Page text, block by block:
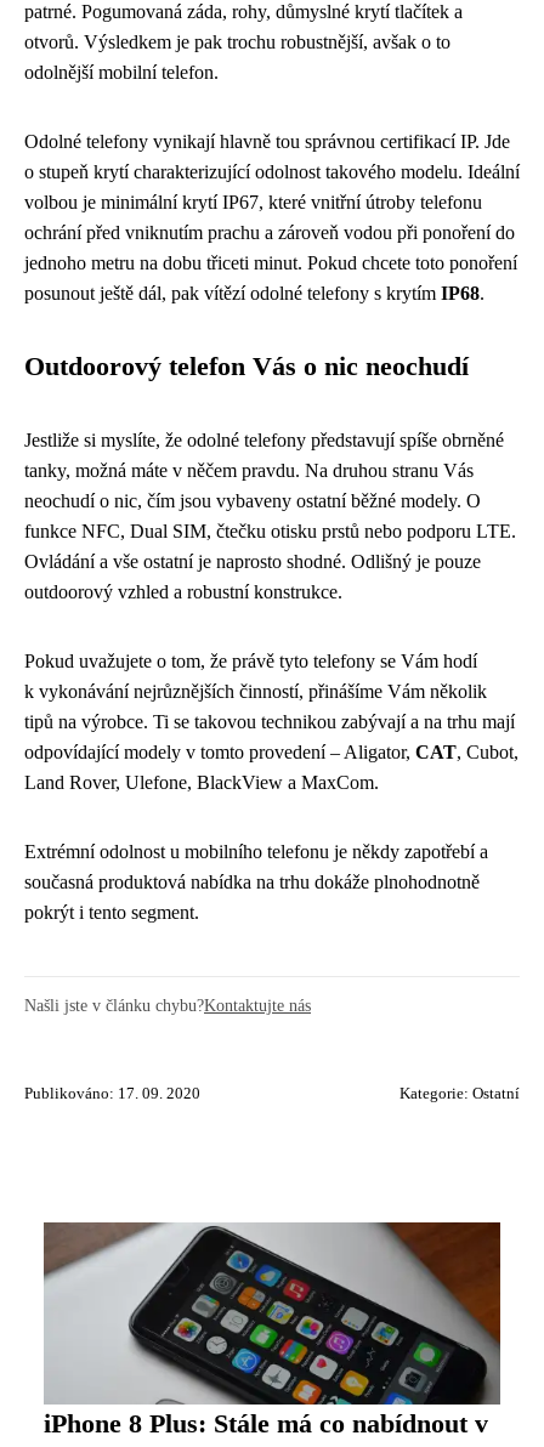
patrné. Pogumovaná záda, rohy, důmyslné krytí tlačítek a
otvorů. Výsledkem je pak trochu robustnější, avšak o to
odolnější mobilní telefon.
Odolné telefony vynikají hlavně tou správnou certifikací IP. Jde
o stupeň krytí charakterizující odolnost takového modelu. Ideální
volbou je minimální krytí IP67, které vnitřní útroby telefonu
ochrání před vniknutím prachu a zároveň vodou při ponoření do
jednoho metru na dobu třiceti minut. Pokud chcete toto ponoření
posunout ještě dál, pak vítězí odolné telefony s krytím IP68.
Outdoorový telefon Vás o nic neochudí
Jestliže si myslíte, že odolné telefony představují spíše obrněné
tanky, možná máte v něčem pravdu. Na druhou stranu Vás
neochudí o nic, čím jsou vybaveny ostatní běžné modely. O
funkce NFC, Dual SIM, čtečku otisku prstů nebo podporu LTE.
Ovládání a vše ostatní je naprosto shodné. Odlišný je pouze
outdoorový vzhled a robustní konstrukce.
Pokud uvažujete o tom, že právě tyto telefony se Vám hodí
k vykonávání nejrůznějších činností, přinášíme Vám několik
tipů na výrobce. Ti se takovou technikou zabývají a na trhu mají
odpovídající modely v tomto provedení – Aligator, CAT, Cubot,
Land Rover, Ulefone, BlackView a MaxCom.
Extrémní odolnost u mobilního telefonu je někdy zapotřebí a
současná produktová nabídka na trhu dokáže plnohodnotně
pokrýt i tento segment.
Našli jste v článku chybu?Kontaktujte nás
Publikováno: 17. 09. 2020 Kategorie: Ostatní
iPhone 8 Plus: Stále má co nabídnout v